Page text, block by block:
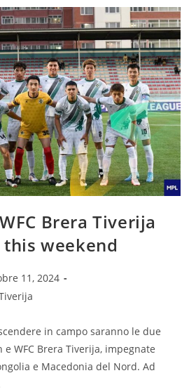
Brera Tiverija
weekend
11, 2024
in campo saranno le due
WFC Brera Tiverija, impegnate
e Macedonia del Nord. Ad